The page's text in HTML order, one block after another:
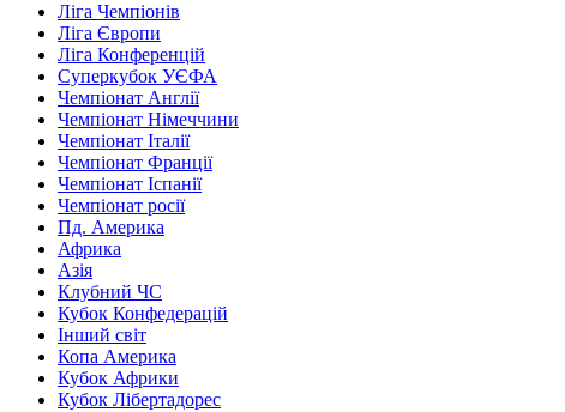
Ліга Чемпіонів
Ліга Європи
Ліга Конференцій
Суперкубок УЄФА
Чемпіонат Англії
Чемпіонат Німеччини
Чемпіонат Італії
Чемпіонат Франції
Чемпіонат Іспанії
Чемпіонат росії
Пд. Америка
Африка
Азія
Клубний ЧС
Кубок Конфедерацій
Інший світ
Копа Америка
Кубок Африки
Кубок Лібертадорес